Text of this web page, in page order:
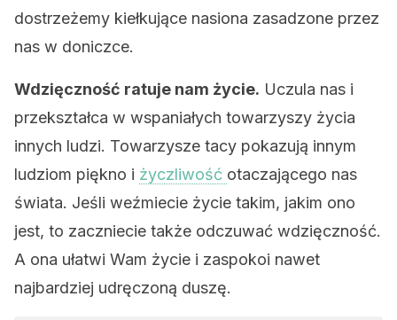
dostrzeżemy kiełkujące nasiona zasadzone przez
nas w doniczce.
Wdzięczność ratuje nam życie. Uczula nas i
przekształca w wspaniałych towarzyszy życia
innych ludzi. Towarzysze tacy pokazują innym
ludziom piękno i życzliwość otaczającego nas
świata. Jeśli weźmiecie życie takim, jakim ono
jest, to zaczniecie także odczuwać wdzięczność.
A ona ułatwi Wam życie i zaspokoi nawet
najbardziej udręczoną duszę.